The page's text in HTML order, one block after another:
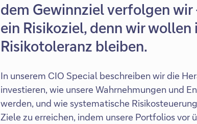
dem Gewinnziel verfolgen
ein Risikoziel, denn wir
Risikotoleranz bleiben.
In unserem CIO Special beschreiben wir die
investieren, wie unsere Wahrnehmungen und
werden, und wie systematische
Ziele zu erreichen, indem unsere Portfolios vor